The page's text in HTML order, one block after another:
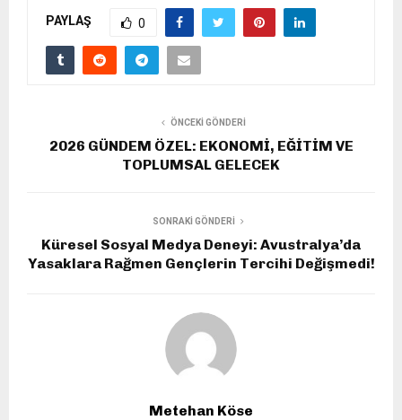
PAYLAŞ 0
ÖNCEKI GÖNDERI
2026 GÜNDEM ÖZEL: EKONOMİ, EĞİTİM VE
TOPLUMSAL GELECEK
SONRAKI GÖNDERI
Küresel Sosyal Medya Deneyi: Avustralya’da
Yasaklara Rağmen Gençlerin Tercihi Değişmedi!
Metehan Köse